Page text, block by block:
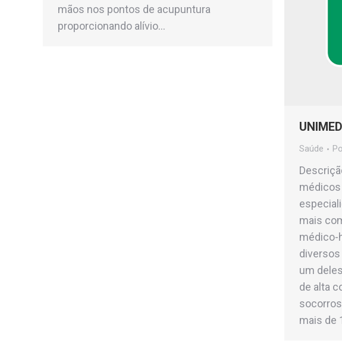
mãos nos pontos de acupuntura
proporcionando alívio…
Saúde
mais
médico-
um
de alta
mais de